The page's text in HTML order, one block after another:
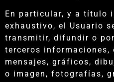
En particular, y a título
exhaustivo, el Usuario
transmitir, difundir o
terceros informaciones,
mensajes, gráficos,
o imagen, fotografías,